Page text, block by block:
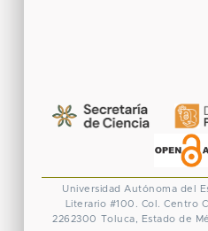
Universidad Autónoma del
Literario #100. Col. Centro
2262300 Toluca, Estado de